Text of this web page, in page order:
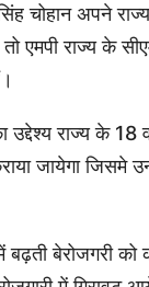
चोहान अपने
एमपी राज्य के
उद्देश्य राज्य के
जायेगा
बढ़ती बेरोजगरी